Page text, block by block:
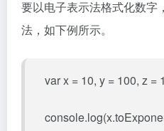
要以电子表示法格式化数字
法，如下例所示。
var x = 10, y = 100, z =